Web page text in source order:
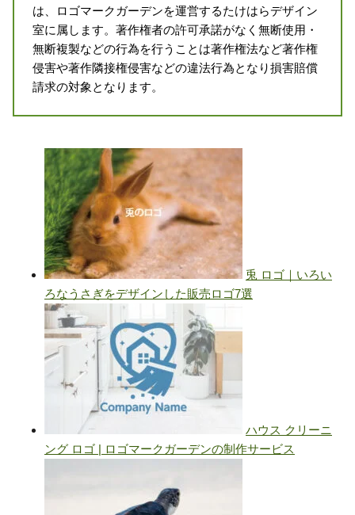
は、ロゴマークガーデンを運営するたけはらデザイン
室に属します。著作権者の許可承諾がなく無断使用・
無断複製などの行為を行うことは著作権法など著作権
侵害や著作隣接権侵害などの違法行為となり損害賠償
請求の対象となります。